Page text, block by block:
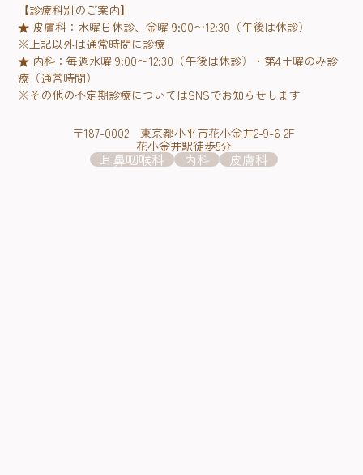
【診療科別のご案内】
★ 皮膚科：水曜日休診、金曜 9:00〜12:30（午後は休診）
※上記以外は通常時間に診療
★ 内科：毎週水曜 9:00〜12:30（午後は休診）・第4土曜のみ診
療（通常時間）
※その他の不定期診療についてはSNSでお知らせします
〒187-0002 東京都小平市花小金井2-9-6 2F
花小金井駅徒歩5分
耳鼻咽喉科 内科 皮膚科